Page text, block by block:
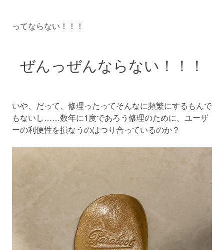
ってならない！！！
ぜんっぜんならない！！！
いや、だって、修理ったってそんなに頻繁にするもんで
もないし……数年に1度であろう修理のために、ユーザ
ーの利便性を損なうのはつり合っているのか？